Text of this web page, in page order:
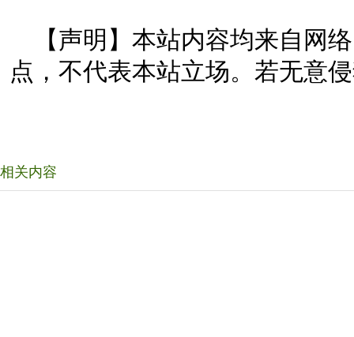
【声明】本站内容均来自网
点，不代表本站立场。若无意
相关内容